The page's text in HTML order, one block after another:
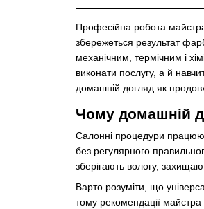
Професійна робота
збережеться результат
механічним, термічним і
виконати послугу, а й
домашній догляд як
Чому домашній
Салонні процедури
без регулярного
зберігають вологу,
Варто розуміти, що
тому рекомендації майстра